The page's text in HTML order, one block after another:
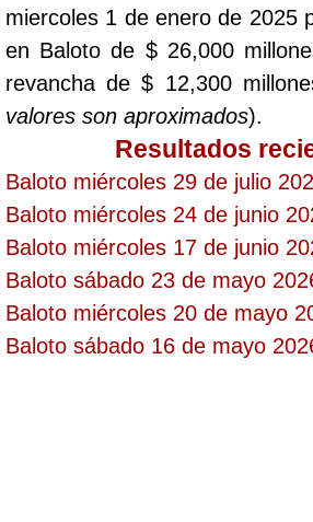
Fantástica Día
Fantástica Noche
Motilon Tarde
Motilon Noche
Paisita Día
Paisita Noche
miercoles 1 de enero de 2025
en Baloto de $ 26,000
revancha de $ 12,300
valores son aproximados).
Resultados
Baloto miércoles 29 de julio
Baloto miércoles 24 de junio
Baloto miércoles 17 de junio
Baloto sábado 23 de mayo
Baloto miércoles 20 de mayo
Baloto sábado 16 de mayo